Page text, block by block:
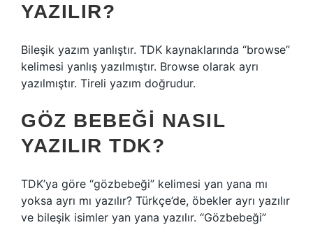
YAZILIR?
Bileşik yazım yanlıştır. TDK kaynaklarında “browse”
kelimesi yanlış yazılmıştır. Browse olarak ayrı
yazılmıştır. Tireli yazım doğrudur.
GÖZ BEBEĞI NASIL
YAZILIR TDK?
TDK’ya göre “gözbebeği” kelimesi yan yana mı
yoksa ayrı mı yazılır? Türkçe’de, öbekler ayrı yazılır
ve bileşik isimler yan yana yazılır. “Gözbebeği”